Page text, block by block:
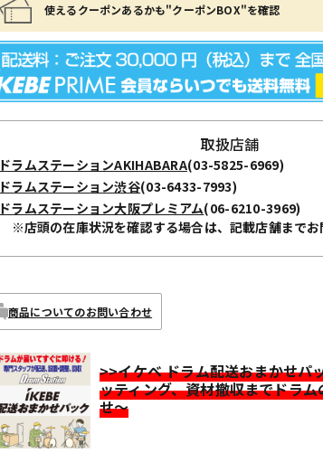
使えるクーポンあるかも"クーポンBOX"を確認
取扱店舗
ドラムステーションAKIHABARA(03-5825-6969)
ドラムステーション渋谷(03-6433-7993)
ドラムステーション大阪プレミアム(06-6210-3969)
※店頭の在庫状況を確認する場合は、記載店舗までお
商品についてのお問い合わせ
>>イケベ ドラム配送おまかせパ
ッティング、資材撤収までドラ
せ～